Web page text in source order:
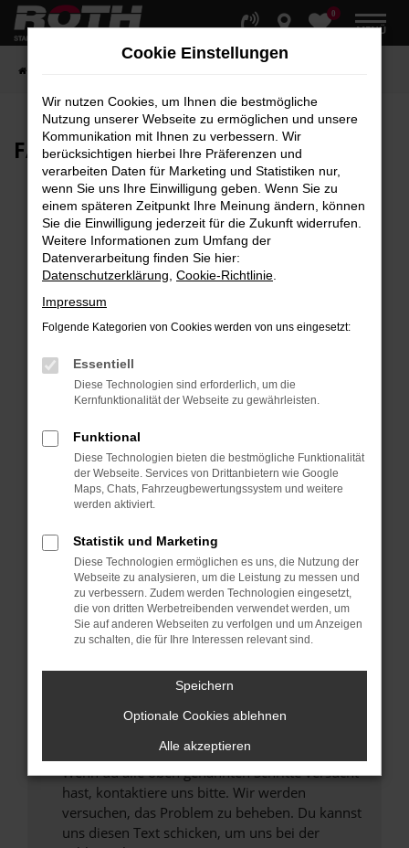
Zum
Hauptinhalt
0
MENÜ
FAHRZEUG-SHOWROOM
Fehler: Network Error
Beim Laden ist ein Fehler aufgetreten.
Hier sind ein paar Tipps, die dir helfen können:
Überprüfe deine Firewall und deine
Laden andere Webseiten, zum Beispiel deine
Suchmaschine?
Prüfe deine Browsererweiterungen.
Manche Erweiterungen, wie Werbeblocker,
können das Laden bestimmter Seiten
verhindern. Funktioniert die Seite in einem
anderen Browser oder in einem privaten
Fenster?
Starte dein Gerät neu.
Das kann manchmal helfen, vorübergehende
Probleme zu beheben.
Stelle sicher, dass dein Browser und dein
Betriebssystem auf dem neuesten Stand
sind.
Sicherheitsrisiko, sondern kann auch dazu
unterstützt werden.
Wende dich an den Webseitenbetreiber.
Wenn du alle oben genannten Schritte versucht
hast, kontaktiere uns bitte. Wir werden
versuchen, das Problem zu beheben. Du kannst
uns diesen Text schicken, um uns bei der
Cookie Einstellungen
Wir nutzen Cookies, um Ihnen die bestmögliche
Nutzung unserer Webseite zu ermöglichen und unsere
Kommunikation mit Ihnen zu verbessern. Wir
berücksichtigen hierbei Ihre Präferenzen und
verarbeiten Daten für Marketing und Statistiken nur,
wenn Sie uns Ihre Einwilligung geben. Wenn Sie zu
einem späteren Zeitpunkt Ihre Meinung ändern, können
Sie die Einwilligung jederzeit für die Zukunft widerrufen.
Weitere Informationen zum Umfang der
Datenverarbeitung finden Sie hier:
Datenschutzerklärung Cookie-Richtlinie
Impressum
Folgende Kategorien von Cookies werden von uns eingesetzt:
Essentiell
Diese Technologien sind erforderlich, um die
Kernfunktionalität der Webseite zu gewährleisten.
Funktional
Diese Technologien bieten die bestmögliche Funktionalität
der Webseite. Services von Drittanbietern wie Google
Maps, Chats, Fahrzeugbewertungssystem und weitere
werden aktiviert.
Statistik und Marketing
Diese Technologien ermöglichen es uns, die Nutzung der
Webseite zu analysieren, um die Leistung zu messen und
zu verbessern. Zudem werden Technologien eingesetzt,
die von dritten Werbetreibenden verwendet werden, um
Sie auf anderen Webseiten zu verfolgen und um Anzeigen
zu schalten, die für Ihre Interessen relevant sind.
Speichern
Optionale Cookies ablehnen
Alle akzeptieren